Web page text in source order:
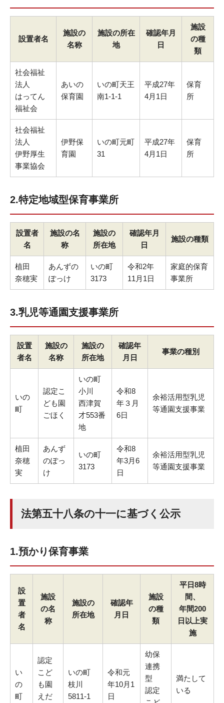
設置者名
施設の
名称
施設の所在
地
確認年月
日
施設
の種
類
社会福祉
法人
はってん
福祉会
あいの
保育園
いの町天王
南1-1-1
平成27年
4月1日
保育
所
社会福祉
法人
伊野厚生
事業協会
伊野保
育園
いの町元町
31
平成27年
4月1日
保育
所
2.特定地域型保育事業所
設置者
名
施設の名
称
施設の
所在地
確認年月
日
施設の種類
植田
奈穂実
あんずの
ぽっけ
いの町
3173
令和2年
11月1日
家庭的保育
事業所
3.乳児等通園支援事業所
設置
者名
施設の
名称
施設の
所在地
確認年
月日
事業の種別
いの
町
認定こ
ども園
ごほく
いの町
小川
西津賀
才553番
地
令和8
年３月
6日
余裕活用型乳児
等通園支援事業
植田
奈穂
実
あんず
のぽっ
け
いの町
3173
令和8
年3月6
日
余裕活用型乳児
等通園支援事業
法第五十八条の十一に基づく公示
1.預かり保育事業
設
置
者
名
施設
の名
称
施設の
所在地
確認年
月日
施設
の種
類
平日8時
間、
年間200
日以上実
施
い
の
町
認定
こど
も園
えだ
いの町
枝川
5811-1
令和元
年10月1
日
幼保
連携
型
認定
満たして
いる